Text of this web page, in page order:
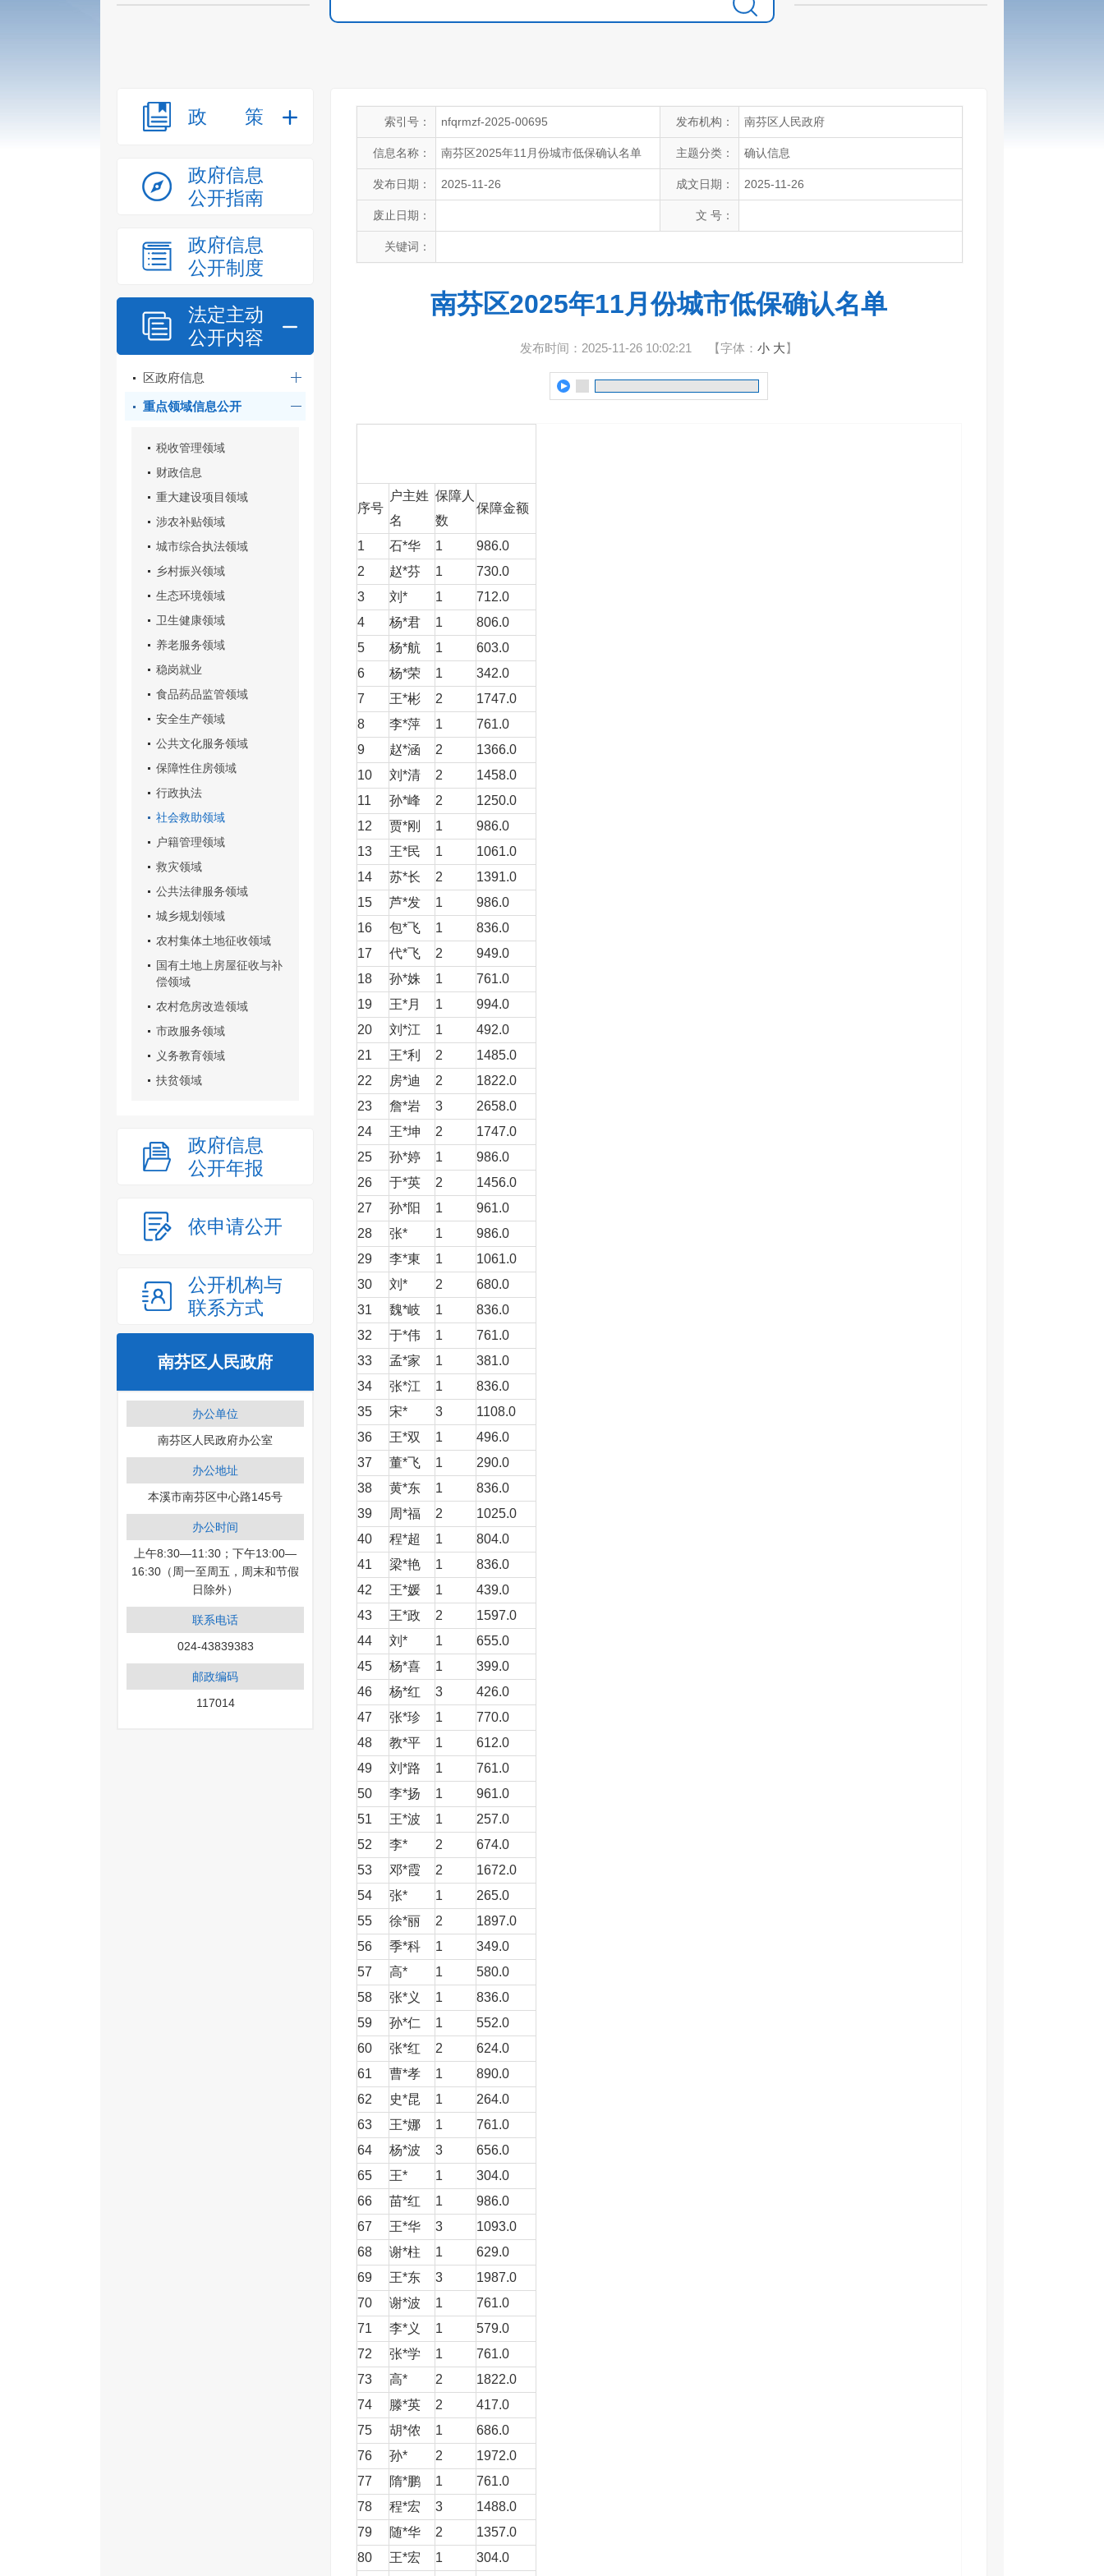
政策
政府信息
公开指南
政府信息
公开制度
法定主动
公开内容
区政府信息
重点领域信息公开
税收管理领域
财政信息
重大建设项目领域
涉农补贴领域
城市综合执法领域
乡村振兴领域
生态环境领域
卫生健康领域
养老服务领域
稳岗就业
食品药品监管领域
安全生产领域
公共文化服务领域
保障性住房领域
行政执法
社会救助领域
户籍管理领域
救灾领域
公共法律服务领域
城乡规划领域
农村集体土地征收领域
国有土地上房屋征收与补
偿领域
农村危房改造领域
市政服务领域
义务教育领域
扶贫领域
政府信息
公开年报
依申请公开
公开机构与
联系方式
南芬区人民政府
办公单位
南芬区人民政府办公室
办公地址
本溪市南芬区中心路145号
办公时间
上午8:30—11:30；下午13:00—
16:30（周一至周五，周末和节假
日除外）
联系电话
024-43839383
邮政编码
117014
索引号： nfqrmzf-2025-00695 发布机构： 南芬区人民政府
信息名称： 南芬区2025年11月份城市低保确认名单 主题分类： 确认信息
发布日期： 2025-11-26 成文日期： 2025-11-26
废止日期： 文 号：
关键词：
南芬区2025年11月份城市低保确认名单
发布时间：2025-11-26 10:02:21 【字体： 小 大】
序号
户主姓
名
保障人
数
保障金额
1 石*华 1
986.0
2
赵*芬 1
730.0
3
刘* 1
712.0
4
杨*君 1
806.0
5
杨*航 1
603.0
6
杨*荣 1
342.0
7
王*彬 2
1747.0
8
李*萍 1
761.0
9
赵*涵 2
1366.0
10
刘*清 2
1458.0
11
孙*峰 2
1250.0
12
贾*刚 1
986.0
13
王*民 1
1061.0
14
苏*长 2
1391.0
15
芦*发 1
986.0
16
包*飞 1
836.0
17
代*飞 2
949.0
18
孙*姝 1
761.0
19
王*月 1
994.0
20
刘*江 1
492.0
21
王*利 2
1485.0
22
房*迪 2
1822.0
23
詹*岩 3
2658.0
24
王*坤 2
1747.0
25
孙*婷 1
986.0
26
于*英 2
1456.0
27
孙*阳 1
961.0
28
张* 1
986.0
29
李*東 1
1061.0
30
刘* 2
680.0
31
魏*岐 1
836.0
32
于*伟 1
761.0
33
孟*家 1
381.0
34
张*江 1
836.0
35
宋* 3
1108.0
36
王*双 1
496.0
37
董*飞 1
290.0
38
黄*东 1
836.0
39
周*福 2
1025.0
40
程*超 1
804.0
41
梁*艳 1
836.0
42
王*媛 1
439.0
43
王*政 2
1597.0
44
刘* 1
655.0
45
杨*喜 1
399.0
46
杨*红 3
426.0
47
张*珍 1
770.0
48
教*平 1
612.0
49
刘*路 1
761.0
50
李*扬 1
961.0
51
王*波 1
257.0
52
李* 2
674.0
53
邓*霞 2
1672.0
54
张* 1
265.0
55
徐*丽 2
1897.0
56
季*科 1
349.0
57
高* 1
580.0
58
张*义 1
836.0
59
孙*仁 1
552.0
60
张*红 2
624.0
61
曹*孝 1
890.0
62
史*昆 1
264.0
63
王*娜 1
761.0
64
杨*波 3
656.0
65
王* 1
304.0
66
苗*红 1
986.0
67
王*华 3
1093.0
68
谢*柱 1
629.0
69
王*东 3
1987.0
70
谢*波 1
761.0
71
李*义 1
579.0
72
张*学 1
761.0
73
高* 2
1822.0
74
滕*英 2
417.0
75
胡*侬 1
686.0
76
孙* 2
1972.0
77
隋*鹏 1
761.0
78
程*宏 3
1488.0
79
随*华 2
1357.0
80
王*宏 1 304.0